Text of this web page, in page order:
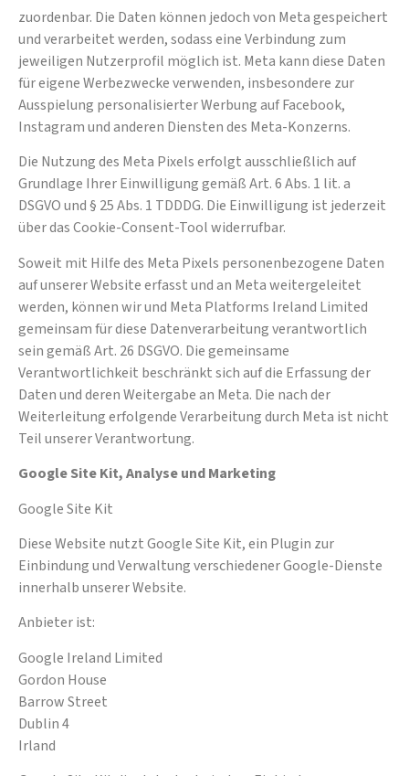
zuordenbar. Die Daten können jedoch von Meta gespeichert
und verarbeitet werden, sodass eine Verbindung zum
jeweiligen Nutzerprofil möglich ist. Meta kann diese Daten
für eigene Werbezwecke verwenden, insbesondere zur
Ausspielung personalisierter Werbung auf Facebook,
Instagram und anderen Diensten des Meta-Konzerns.
Die Nutzung des Meta Pixels erfolgt ausschließlich auf
Grundlage Ihrer Einwilligung gemäß Art. 6 Abs. 1 lit. a
DSGVO und § 25 Abs. 1 TDDDG. Die Einwilligung ist jederzeit
über das Cookie-Consent-Tool widerrufbar.
Soweit mit Hilfe des Meta Pixels personenbezogene Daten
auf unserer Website erfasst und an Meta weitergeleitet
werden, können wir und Meta Platforms Ireland Limited
gemeinsam für diese Datenverarbeitung verantwortlich
sein gemäß Art. 26 DSGVO. Die gemeinsame
Verantwortlichkeit beschränkt sich auf die Erfassung der
Daten und deren Weitergabe an Meta. Die nach der
Weiterleitung erfolgende Verarbeitung durch Meta ist nicht
Teil unserer Verantwortung.
Google Site Kit, Analyse und Marketing
Google Site Kit
Diese Website nutzt Google Site Kit, ein Plugin zur
Einbindung und Verwaltung verschiedener Google-Dienste
innerhalb unserer Website.
Anbieter ist:
Google Ireland Limited
Gordon House
Barrow Street
Dublin 4
Irland